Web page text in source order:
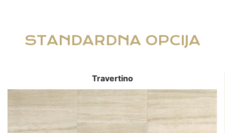
STANDARDNA OPCIJA
Travertino